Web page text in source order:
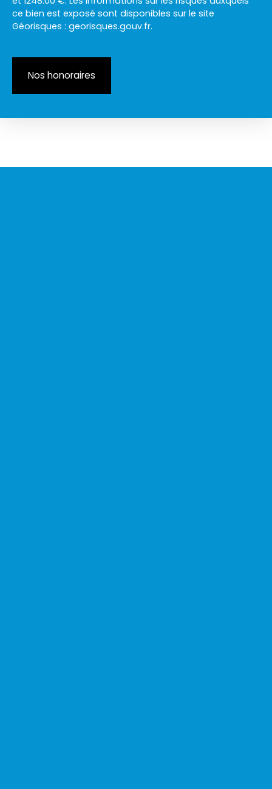
ce bien est exposé sont disponibles sur le site
Géorisques : georisques.gouv.fr.
Nos honoraires